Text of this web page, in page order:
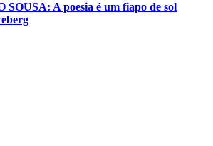
A poesia é um fiapo de sol